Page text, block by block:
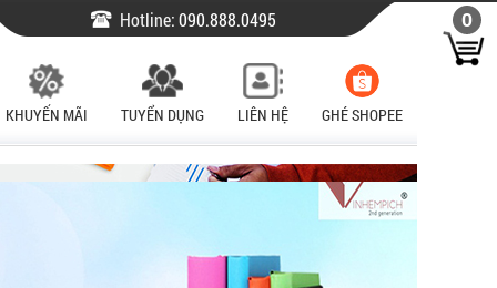
KHUYẾN MÃI TUYỂN DỤNG LIÊN HỆ GHÉ SHOPEE
Hotline:090.888.0495 0